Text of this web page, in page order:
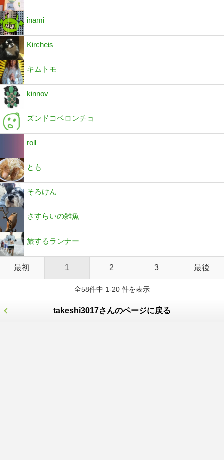
inami
Kircheis
キムトモ
kinnov
ズンドコベロンチョ
roll
とも
そろけん
さすらいの雑魚
旅するランナー
最初 1 2 3 最後
全58件中 1-20 件を表示
takeshi3017さんのページに戻る